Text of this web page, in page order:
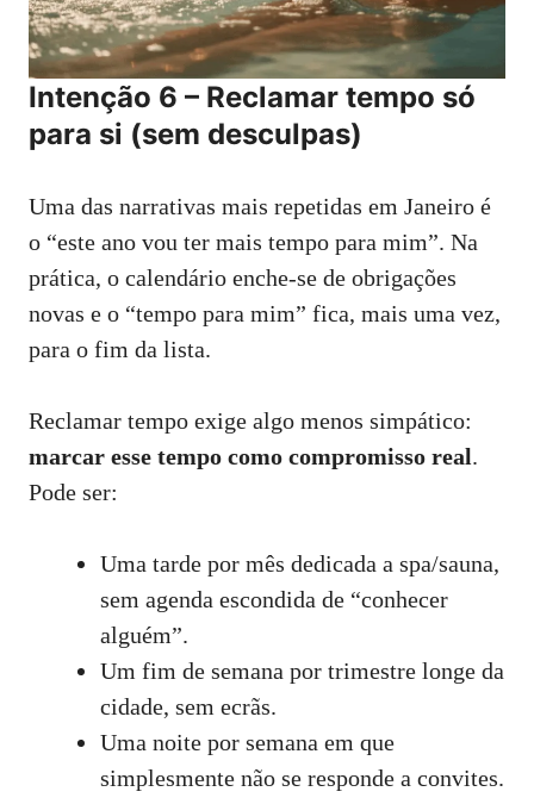
Intenção 6 – Reclamar tempo só
para si (sem desculpas)
Uma das narrativas mais repetidas em Janeiro é
o “este ano vou ter mais tempo para mim”. Na
prática, o calendário enche‑se de obrigações
novas e o “tempo para mim” fica, mais uma vez,
para o fim da lista.
Reclamar tempo exige algo menos simpático:
marcar esse tempo como compromisso real.
Pode ser:
Uma tarde por mês dedicada a spa/sauna,
sem agenda escondida de “conhecer
alguém”.
Um fim de semana por trimestre longe da
cidade, sem ecrãs.
Uma noite por semana em que
simplesmente não se responde a convites.